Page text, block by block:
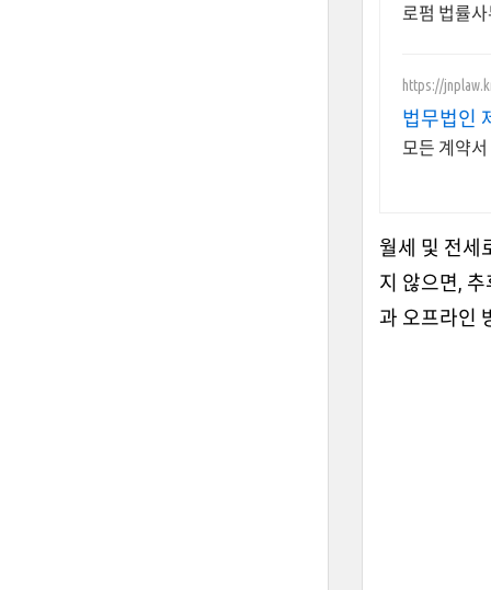
로펌 법률
https://
법무법인
모든 계약
월세 및 전세
지 않으면,
과 오프라인